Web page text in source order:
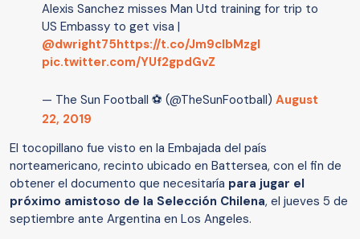
Alexis Sanchez misses Man Utd training for trip to
US Embassy to get visa |
@dwright75https://t.co/Jm9clbMzgl
pic.twitter.com/YUf2gpdGvZ
— The Sun Football ⚽ (@TheSunFootball) August
22, 2019
El tocopillano fue visto en la Embajada del país
norteamericano, recinto ubicado en Battersea, con el fin de
obtener el documento que necesitaría para jugar el
próximo amistoso de la Selección Chilena, el jueves 5 de
septiembre ante Argentina en Los Angeles.